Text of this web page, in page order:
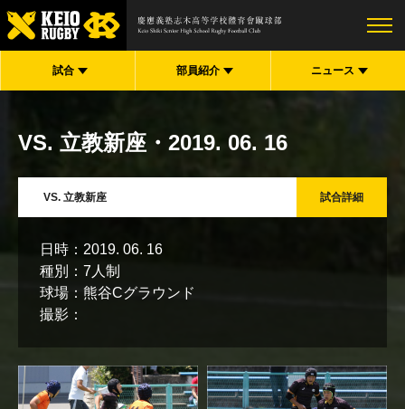
試合 部員紹介 ニュース
VS. 立教新座 ・2019. 06. 16
VS. 立教新座
日時： 2019. 06. 16
種別： 7人制
球場： 熊谷Cグラウンド
撮影：